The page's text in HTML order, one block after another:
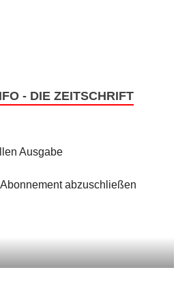
- DIE ZEITSCHRIFT
Ausgabe
abzuschließen